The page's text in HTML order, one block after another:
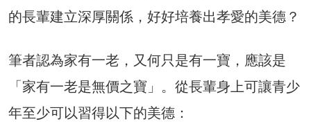
的長輩建立深厚關係，好好培養出孝愛的美德？
筆者認為家有一老，又何只是有一寶，應該是
「家有一老是無價之寶」。從長輩身上可讓青少
年至少可以習得以下的美德：